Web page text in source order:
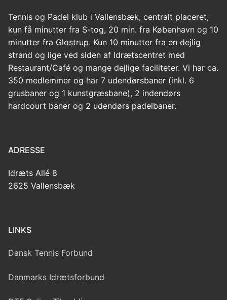
Tennis og Padel klub i Vallensbæk, centralt placeret,
kun få minutter fra S-tog, 20 min. fra København og 10
minutter fra Glostrup. Kun 10 minutter fra en dejlig
strand og lige ved siden af Idrætscentret med
Restaurant/Café og mange dejlige faciliteter. Vi har ca.
350 medlemmer og har 7 udendørsbaner (inkl. 6
grusbaner og 1 kunstgræsbane), 2 indendørs
hardcourt baner og 2 udendørs padelbaner.
ADRESSE
Idræts Allé 8
2625 Vallensbæk
LINKS
Dansk Tennis Forbund
Danmarks Idrætsforbund